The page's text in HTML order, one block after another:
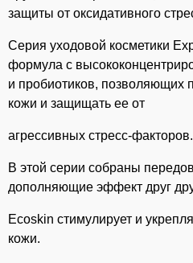
защиты от оксидативного
⁣Серия уходовой косметики
формула с
и пробиотиков, позволяющих
кожи и защищать ее от
агрессивных стресс-факторов.
В этой серии собраны
дополняющие эффект друг
Ecoskin стимулирует и
кожи.